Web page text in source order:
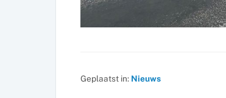
Geplaatst in: Nieuws